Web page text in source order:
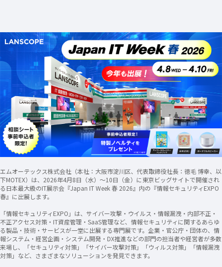
エムオーテックス株式会社（本社：大阪市淀川区、代表取締役社長：徳毛 博幸、以
下MOTEX）は、2026年4月8日（水）～10日（金）に東京ビッグサイトで開催され
る日本最大級のIT展示会『Japan IT Week 春 2026』内の『情報セキュリティEXPO
春』に出展します。
「情報セキュリティEXPO」は、サイバー攻撃・ウイルス・情報漏洩・内部不正・
不正アクセス対策・IT資産管理・SaaS管理など、情報セキュリティに関するあらゆ
る製品・技術・サービスが一堂に出展する専門展です。企業・官公庁・団体の、情
報システム・経営企画・システム開発・DX推進などの部門の担当者や経営者が多数
来場し、「セキュリティ対策」「サイバー攻撃対策」「ウィルス対策」「情報漏洩
対策」など、さまざまなソリューションを発見できます。